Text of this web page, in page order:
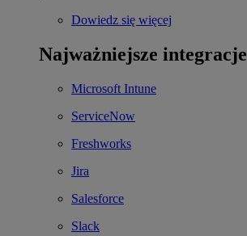
Dowiedz się więcej
Najważniejsze integracje
Microsoft Intune
ServiceNow
Freshworks
Jira
Salesforce
Slack